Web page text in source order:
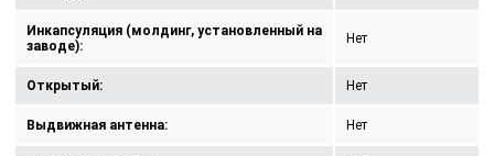
Инкапсуляция (молдинг, установленный на
заводе):
Нет
Открытый: Нет
Выдвижная антенна: Нет